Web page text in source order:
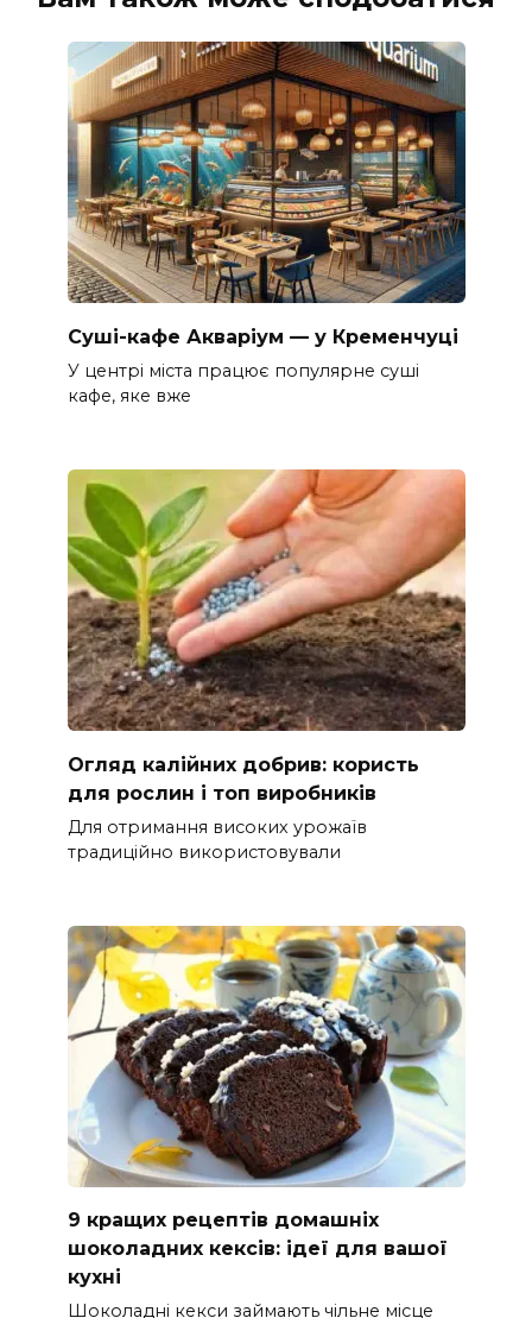
Суші-кафе Акваріум — у Кременчуці
У центрі міста працює популярне суші
кафе, яке вже
Огляд калійних добрив: користь
для рослин і топ виробників
Для отримання високих урожаїв
традиційно використовували
9 кращих рецептів домашніх
шоколадних кексів: ідеї для вашої
кухні
Шоколадні кекси займають чільне місце